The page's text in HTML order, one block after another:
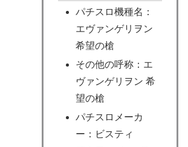
パチスロ機種名：
エヴァンゲリヲン
希望の槍
その他の呼称：エ
ヴァンゲリヲン 希
望の槍
パチスロメーカ
ー：ビスティ